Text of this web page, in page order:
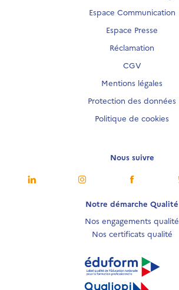
Espace Communication
Espace Presse
Réclamation
CGV
Mentions légales
Protection des données
Politique de cookies
Nous suivre
Notre démarche Qualité
Nos engagements qualité
Nos certificats qualité